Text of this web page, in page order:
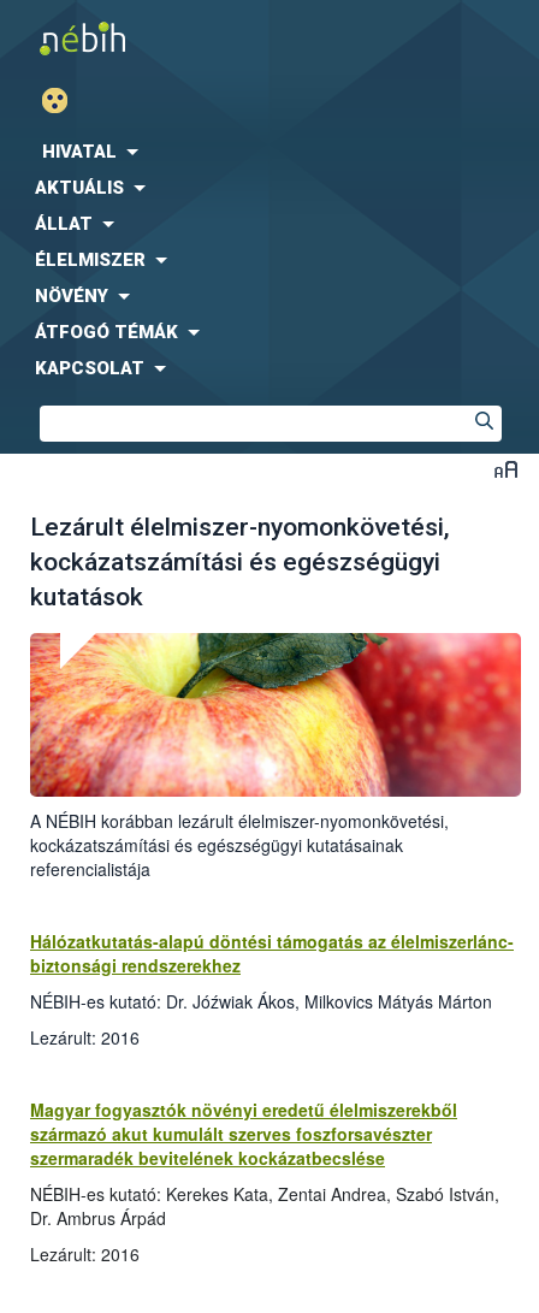
HIVATAL
AKTUÁLIS
ÁLLAT
ÉLELMISZER
NÖVÉNY
ÁTFOGÓ TÉMÁK
KAPCSOLAT
Lezárult élelmiszer-nyomonkövetési,
kockázatszámítási és egészségügyi
kutatások
A NÉBIH korábban lezárult élelmiszer-nyomonkövetési,
kockázatszámítási és egészségügyi kutatásainak
referencialistája
Hálózatkutatás-alapú döntési támogatás az élelmiszerlánc-
biztonsági rendszerekhez
NÉBIH-es kutató: Dr. Jóźwiak Ákos, Milkovics Mátyás Márton
Lezárult: 2016
Magyar fogyasztók növényi eredetű élelmiszerekből
származó akut kumulált szerves foszforsavészter
szermaradék bevitelének kockázatbecslése
NÉBIH-es kutató: Kerekes Kata, Zentai Andrea, Szabó István,
Dr. Ambrus Árpád
Lezárult: 2016